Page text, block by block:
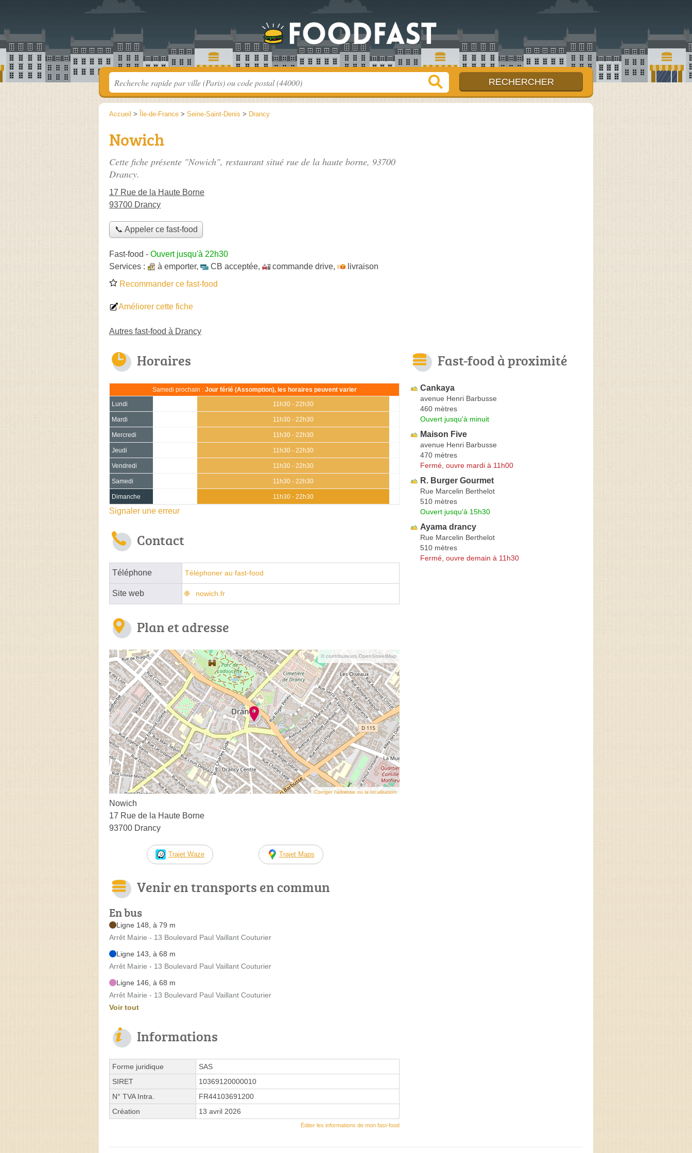
Accueil > Île-de-France > Seine-Saint-Denis > Drancy
Nowich
Cette fiche présente "Nowich", restaurant situé rue de la haute borne, 93700
Drancy.
17 Rue de la Haute Borne
93700 Drancy
📞 Appeler ce fast-food
Fast-food - Ouvert jusqu'à 22h30
Services :
à emporter, CB acceptée, commande drive,
livraison
Recommander ce fast-food
Améliorer cette fiche
Autres fast-food à Drancy
Horaires
Samedi prochain : Jour férié (Assomption), les horaires peuvent varier
Lundi 11h30 - 22h30
Mardi 11h30 - 22h30
Mercredi 11h30 - 22h30
Jeudi 11h30 - 22h30
Vendredi 11h30 - 22h30
Samedi 11h30 - 22h30
Dimanche 11h30 - 22h30
Signaler une erreur
Contact
Téléphone Téléphoner au fast-food
Site web nowich.fr
Plan et adresse
© contributeurs OpenStreetMap
Corriger l’adresse ou la localisation
Nowich
17 Rue de la Haute Borne
93700 Drancy
Trajet Waze Trajet Maps
Venir en transports en commun
En bus
Ligne 148, à 79 m
Arrêt Mairie - 13 Boulevard Paul Vaillant Couturier
Ligne 143, à 68 m
Arrêt Mairie - 13 Boulevard Paul Vaillant Couturier
Ligne 146, à 68 m
Arrêt Mairie - 13 Boulevard Paul Vaillant Couturier
Voir tout
Informations
Forme juridique
SAS
SIRET
10369120000010
N° TVA Intra.
FR44103691200
Création
13 avril 2026
Éditer les informations de mon fast-food
Fast-food à proximité
Cankaya
avenue Henri Barbusse
460 mètres
Ouvert jusqu'à minuit
Maison Five
avenue Henri Barbusse
470 mètres
Fermé, ouvre mardi à 11h00
R. Burger Gourmet
Rue Marcelin Berthelot
510 mètres
Ouvert jusqu'à 15h30
Ayama drancy
Rue Marcelin Berthelot
510 mètres
Fermé, ouvre demain à 11h30